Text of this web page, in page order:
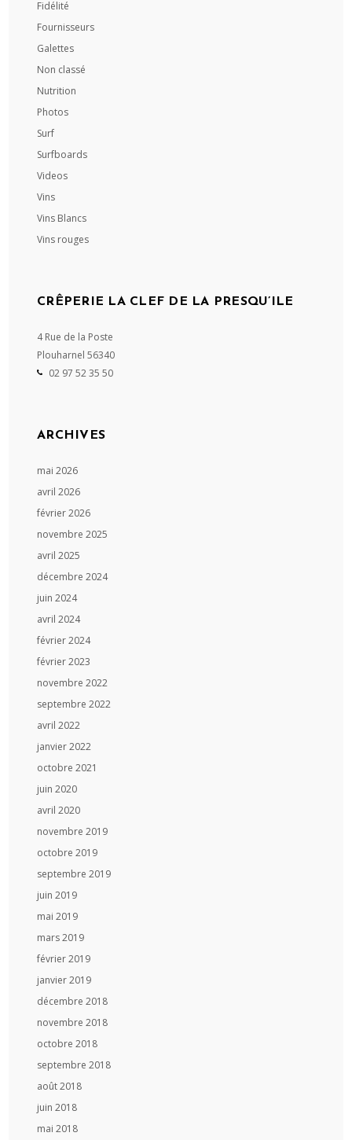
Fidélité
Fournisseurs
Galettes
Non classé
Nutrition
Photos
Surf
Surfboards
Videos
Vins
Vins Blancs
Vins rouges
CRÊPERIE LA CLEF DE LA PRESQU’ILE
4 Rue de la Poste
Plouharnel 56340
02 97 52 35 50
ARCHIVES
mai 2026
avril 2026
février 2026
novembre 2025
avril 2025
décembre 2024
juin 2024
avril 2024
février 2024
février 2023
novembre 2022
septembre 2022
avril 2022
janvier 2022
octobre 2021
juin 2020
avril 2020
novembre 2019
octobre 2019
septembre 2019
juin 2019
mai 2019
mars 2019
février 2019
janvier 2019
décembre 2018
novembre 2018
octobre 2018
septembre 2018
août 2018
juin 2018
mai 2018